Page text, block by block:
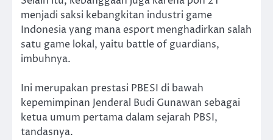
menjadi saksi kebangkitan industri game
Indonesia yang mana esport menghadirkan salah
satu game lokal, yaitu battle of guardians,
imbuhnya.
Ini merupakan prestasi PBESI di bawah
kepemimpinan Jenderal Budi Gunawan sebagai
ketua umum pertama dalam sejarah PBSI,
tandasnya.